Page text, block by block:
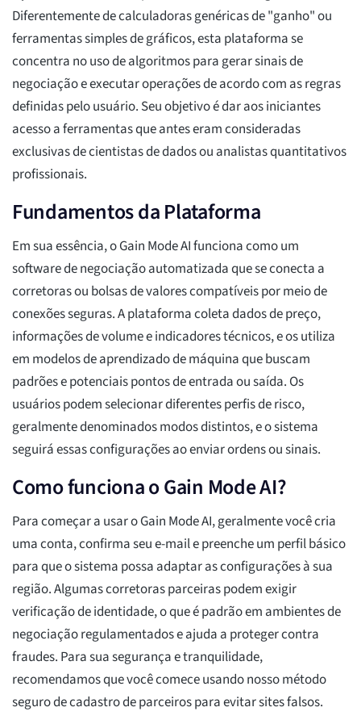
Diferentemente de calculadoras genéricas de "ganho" ou
ferramentas simples de gráficos, esta plataforma se
concentra no uso de algoritmos para gerar sinais de
negociação e executar operações de acordo com as regras
definidas pelo usuário. Seu objetivo é dar aos iniciantes
acesso a ferramentas que antes eram consideradas
exclusivas de cientistas de dados ou analistas quantitativos
profissionais.
Fundamentos da Plataforma
Em sua essência, o Gain Mode AI funciona como um
software de negociação automatizada que se conecta a
corretoras ou bolsas de valores compatíveis por meio de
conexões seguras. A plataforma coleta dados de preço,
informações de volume e indicadores técnicos, e os utiliza
em modelos de aprendizado de máquina que buscam
padrões e potenciais pontos de entrada ou saída. Os
usuários podem selecionar diferentes perfis de risco,
geralmente denominados modos distintos, e o sistema
seguirá essas configurações ao enviar ordens ou sinais.
Como funciona o Gain Mode AI?
Para começar a usar o Gain Mode AI, geralmente você cria
uma conta, confirma seu e-mail e preenche um perfil básico
para que o sistema possa adaptar as configurações à sua
região. Algumas corretoras parceiras podem exigir
verificação de identidade, o que é padrão em ambientes de
negociação regulamentados e ajuda a proteger contra
fraudes. Para sua segurança e tranquilidade,
recomendamos que você comece usando nosso método
seguro de cadastro de parceiros para evitar sites falsos.